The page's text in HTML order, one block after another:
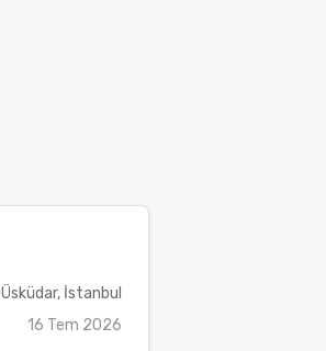
Üsküdar, İstanbul
16 Tem 2026